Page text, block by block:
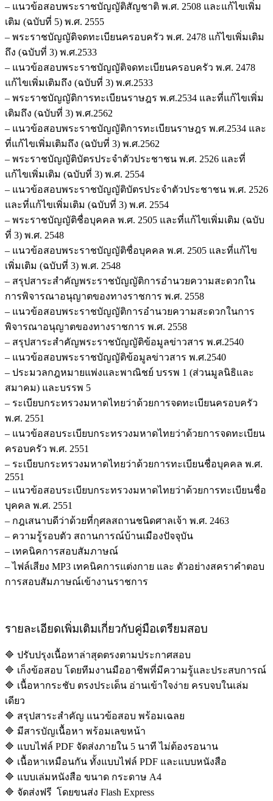
– แนวข้อสอบพระราชบัญญัติสัญชาติ พ.ศ. 2508 และแก้ไขเพิ่ม
เติม (ฉบับที่ 5) พ.ศ. 2555
– พระราชบัญญัติจดทะเบียนครอบครัว พ.ศ. 2478 แก้ไขเพิ่มเติม
ถึง (ฉบับที่ 3) พ.ศ.2533
– แนวข้อสอบพระราชบัญญัติจดทะเบียนครอบครัว พ.ศ. 2478
แก้ไขเพิ่มเติมถึง (ฉบับที่ 3) พ.ศ.2533
– พระราชบัญญัติการทะเบียนราษฎร พ.ศ.2534 และที่แก้ไขเพิ่ม
เติมถึง (ฉบับที่ 3) พ.ศ.2562
– แนวข้อสอบพระราชบัญญัติการทะเบียนราษฎร พ.ศ.2534 และ
ที่แก้ไขเพิ่มเติมถึง (ฉบับที่ 3) พ.ศ.2562
– พระราชบัญญัติบัตรประจำตัวประชาชน พ.ศ. 2526 และที่
แก้ไขเพิ่มเติม (ฉบับที่ 3) พ.ศ. 2554
– แนวข้อสอบพระราชบัญญัติบัตรประจำตัวประชาชน พ.ศ. 2526
และที่แก้ไขเพิ่มเติม (ฉบับที่ 3) พ.ศ. 2554
– พระราชบัญญัติชื่อบุคคล พ.ศ. 2505 และที่แก้ไขเพิ่มเติม (ฉบับ
ที่ 3) พ.ศ. 2548
– แนวข้อสอบพระราชบัญญัติชื่อบุคคล พ.ศ. 2505 และที่แก้ไข
เพิ่มเติม (ฉบับที่ 3) พ.ศ. 2548
– สรุปสาระสำคัญพระราชบัญญัติการอำนวยความสะดวกใน
การพิจารณาอนุญาตของทางราชการ พ.ศ. 2558
– แนวข้อสอบพระราชบัญญัติการอำนวยความสะดวกในการ
พิจารณาอนุญาตของทางราชการ พ.ศ. 2558
– สรุปสาระสำคัญพระราชบัญญัติข้อมูลข่าวสาร พ.ศ.2540
– แนวข้อสอบพระราชบัญญัติข้อมูลข่าวสาร พ.ศ.2540
– ประมวลกฎหมายแพ่งและพาณิชย์ บรรพ 1 (ส่วนมูลนิธิและ
สมาคม) และบรรพ 5
– ระเบียบกระทรวงมหาดไทยว่าด้วยการจดทะเบียนครอบครัว
พ.ศ. 2551
– แนวข้อสอบระเบียบกระทรวงมหาดไทยว่าด้วยการจดทะเบียน
ครอบครัว พ.ศ. 2551
– ระเบียบกระทรวงมหาดไทยว่าด้วยการทะเบียนชื่อบุคคล พ.ศ.
2551
– แนวข้อสอบระเบียบกระทรวงมหาดไทยว่าด้วยการทะเบียนชื่อ
บุคคล พ.ศ. 2551
– กฎเสนาบดีว่าด้วยที่กุศลสถานชนิดศาลเจ้า พ.ศ. 2463
– ความรู้รอบตัว สถานการณ์บ้านเมืองปัจจุบัน
– เทคนิคการสอบสัมภาษณ์
– ไฟล์เสียง MP3 เทคนิคการแต่งกาย และ ตัวอย่างสคราคำตอบ
การสอบสัมภาษณ์เข้างานราชการ
รายละเอียดเพิ่มเติมเกี่ยวกับคู่มือเตรียมสอบ
🔷 ปรับปรุงเนื้อหาล่าสุดตรงตามประกาศสอบ
🔷 เก็งข้อสอบ โดยทีมงานมืออาชีพที่มีความรู้และประสบการณ์
🔷 เนื้อหากระชับ ตรงประเด็น อ่านเข้าใจง่าย ครบจบในเล่ม
เดียว
🔷 สรุปสาระสำคัญ แนวข้อสอบ พร้อมเฉลย
🔷 มีสารบัญเนื้อหา พร้อมเลขหน้า
🔷 แบบไฟล์ PDF จัดส่งภายใน 5 นาที ไม่ต้องรอนาน
🔷 เนื้อหาเหมือนกัน ทั้งแบบไฟล์ PDF และแบบหนังสือ
🔷 แบบเล่มหนังสือ ขนาด กระดาษ A4
🔷 จัดส่งฟรี โดยขนส่ง Flash Express